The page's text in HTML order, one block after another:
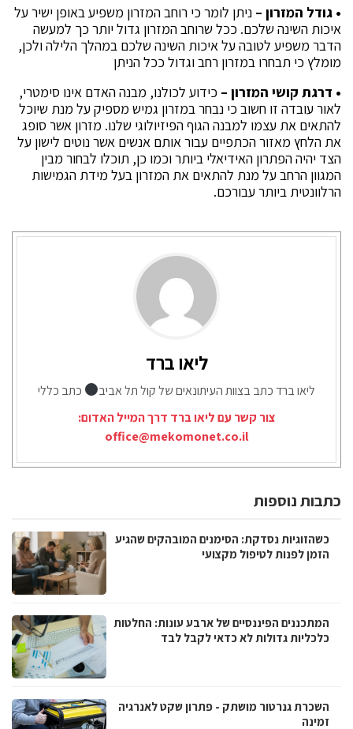
• גודל המזרון – ניתן לומר כי רוחב המזרון משפיע באופן ישיר על
איכות השינה שלכם. ככל שרוחב המזרון גדול יותר כך למעשה
הדבר משפיע לטובה על איכות השינה שלכם במהלך הלילה ולכן,
מומלץ כי תבחרו במזרון רחב וגדול ככל הניתן
• דרגת קושי המזרון – כידוע לכולנו, מבנה האדם אינו סימטרי,
לאור עובדה זו חשוב כי נבחר במזרון גמיש מספיק על מנת שיוכל
להתאים את עצמו למבנה הגוף הפיזיולוגי שלנו. מזרון אשר סופג
את הלחץ מאזור הכתפיים עבור אותם אנשים אשר נוטים לישון על
הצד יהיה הפתרון האידיאלי ביותר וכמו כן, תוכלו לבחור מבין
המגוון הרחב על מנת להתאים את המזרון בעל מידת הגמישות
הרלוונטית ביותר עבורכם.
ליאו ברד
ליאו ברד כתב בצוות העיתונאים של קול תל אביב
כתב כללי
צור קשר עם ליאו ברד דרך המייל האדום:
office@mekomonet.co.il
כתבות נוספות
כשהזוגיות נסדקת: הסימנים המובהקים שהגיע
הזמן לפנות לטיפול מקצועי
המתכננים הפיננסיים של ארבע עונות: החלטות
כלכליות גדולות לא כדאי לקבל לבד
השכרת גנרטור מושתק - פתרון שקט לאנרגיה
זמינה